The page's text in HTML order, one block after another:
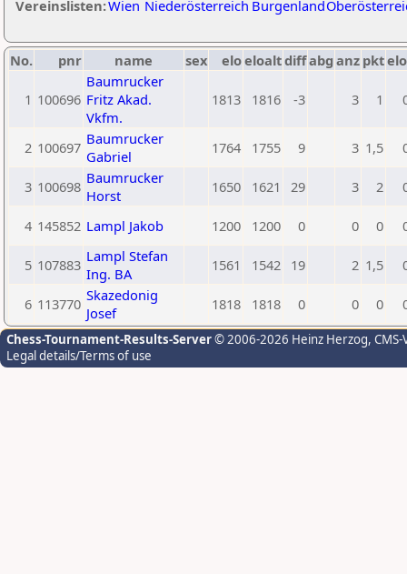
Vereinslisten:Wien Niederösterreich Burgenland
No. pnr name sex eloeloaltdiffabg anz pkt
1 100696
Baumrucker
Fritz Akad.
Vkfm.
1813 1816 -3 3 1
2 100697 Baumrucker
Gabriel
1764 1755 9 3 1,5
3 100698 Baumrucker
Horst
1650 1621 29 3 2
4 145852 Lampl Jakob 1200 1200 0 0 0
5 107883 Lampl Stefan
Ing. BA
1561 1542 19 2 1,5
6 113770 Skazedonig
Josef
1818 1818 0 0 0
Chess-Tournament-Results-Server© 2006-2026 Heinz Herzog,
Legal details/Terms of use